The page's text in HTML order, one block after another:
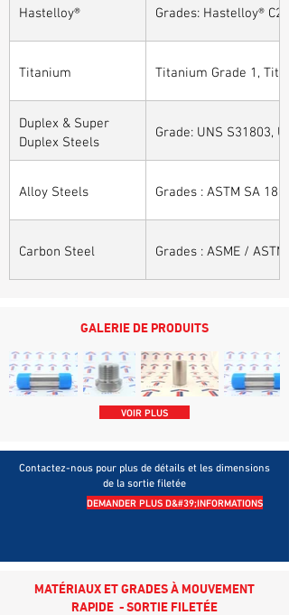
Hastelloy® Grades: Hastelloy®
Titanium Titanium Grade 1,
Duplex & Super
Duplex Steels
Grade: UNS S31803,
Alloy Steels Grades : ASTM SA
Carbon Steel Grades : ASME /
GALERIE DE PRODUITS
VOIR PLUS
Contactez-nous pour plus de détails et les dimensions
de la sortie filetée
DEMANDER PLUS D&#39;INFORMATIONS
MATÉRIAUX ET GRADES À MOUVEMENT
RAPIDE - SORTIE FILETÉE